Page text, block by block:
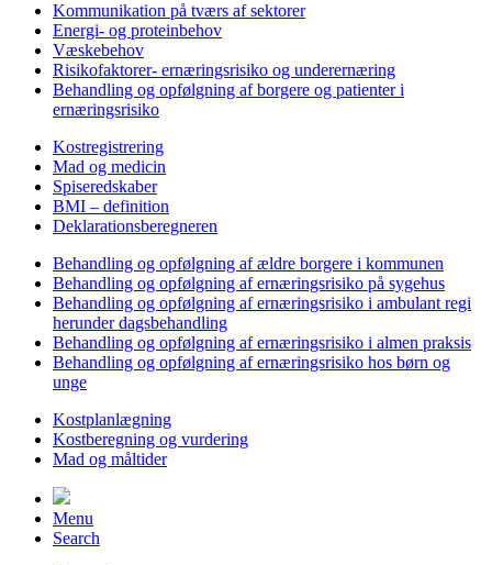
Kommunikation på tværs af sektorer
Energi- og proteinbehov
Væskebehov
Risikofaktorer- ernæringsrisiko og underernæring
Behandling og opfølgning af borgere og patienter i
ernæringsrisiko
Kostregistrering
Mad og medicin
Spiseredskaber
BMI – definition
Deklarationsberegneren
Behandling og opfølgning af ældre borgere i kommunen
Behandling og opfølgning af ernæringsrisiko på sygehus
Behandling og opfølgning af ernæringsrisiko i ambulant regi
herunder dagsbehandling
Behandling og opfølgning af ernæringsrisiko i almen praksis
Behandling og opfølgning af ernæringsrisiko hos børn og
unge
Kostplanlægning
Kostberegning og vurdering
Mad og måltider
Menu
Search